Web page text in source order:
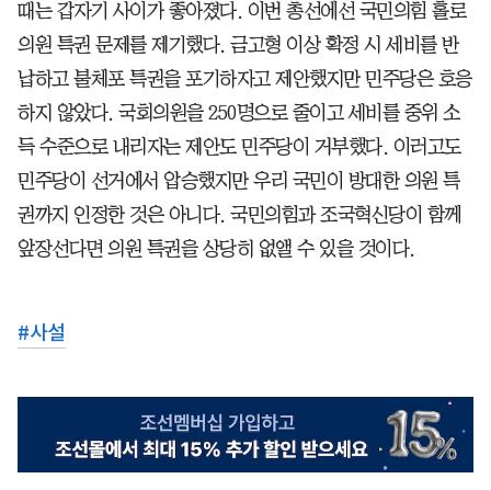
때는 갑자기 사이가 좋아졌다. 이번 총선에선 국민의힘 홀로
의원 특권 문제를 제기했다. 금고형 이상 확정 시 세비를 반
납하고 불체포 특권을 포기하자고 제안했지만 민주당은 호응
하지 않았다. 국회의원을 250명으로 줄이고 세비를 중위 소
득 수준으로 내리자는 제안도 민주당이 거부했다. 이러고도
민주당이 선거에서 압승했지만 우리 국민이 방대한 의원 특
권까지 인정한 것은 아니다. 국민의힘과 조국혁신당이 함께
앞장선다면 의원 특권을 상당히 없앨 수 있을 것이다.
#사설